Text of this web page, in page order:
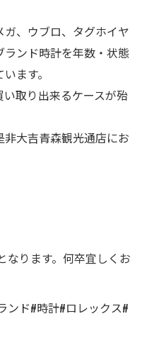
、ウブロ、タグホイヤ
ンド時計を年数・状態
ます。
取り出来るケースが殆
大吉青森観光通店にお
なります。何卒宜しくお
ンド#時計#ロレックス#